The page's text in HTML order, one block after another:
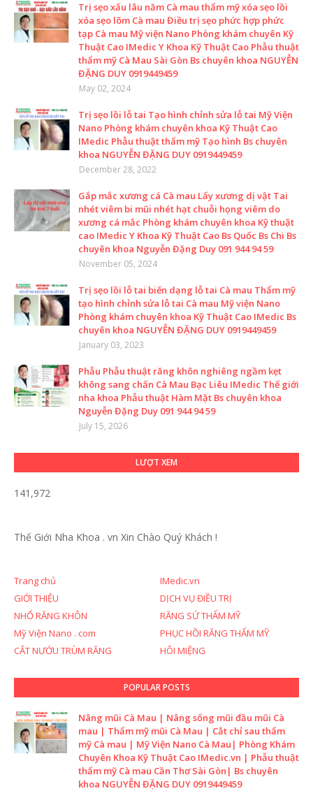
Trị sẹo xấu lâu năm Cà mau thẩm mỹ xóa sẹo lồi
xóa sẹo lõm Cà mau Điều trị sẹo phức hợp phức
tạp Cà mau Mỹ viện Nano Phòng khám chuyên Kỹ
Thuật Cao IMedic Y Khoa Kỹ Thuật Cao Phẫu thuật
thẩm mỹ Cà Mau Sài Gòn Bs chuyên khoa NGUYỄN
ĐẶNG DUY 0919449459
May 02, 2024
Trị sẹo lồi lỗ tai Tạo hình chỉnh sửa lỗ tai Mỹ Viện
Nano Phòng khám chuyên khoa Kỹ Thuật Cao
IMedic Phẫu thuật thẩm mỹ Tạo hình Bs chuyên
khoa NGUYỄN ĐẶNG DUY 0919449459
December 28, 2022
Gắp mắc xương cá Cà mau Lấy xương dị vật Tai
nhét viêm bi mũi nhét hạt chuỗi họng viêm do
xương cá mắc Phòng khám chuyên khoa Kỹ thuật
cao IMedic Y Khoa Kỹ Thuật Cao Bs Quốc Bs Chi Bs
chuyên khoa Nguyễn Đặng Duy 091 944 94 59
November 05, 2024
Trị sẹo lồi lỗ tai biến dạng lỗ tai Cà mau Thẩm mỹ
tạo hình chỉnh sửa lỗ tai Cà mau Mỹ viện Nano
Phòng khám chuyên khoa Kỹ Thuật Cao IMedic Bs
chuyên khoa NGUYỄN ĐẶNG DUY 0919449459
January 03, 2023
Phẫu Phẫu thuật răng khôn nghiêng ngầm kẹt
không sang chấn Cà Mau Bạc Liêu IMedic Thế giới
nha khoa Phẫu thuật Hàm Mặt Bs chuyên khoa
Nguyễn Đặng Duy 091 944 94 59
July 15, 2026
LƯỢT XEM
141,972
Thế Giới Nha Khoa . vn Xin Chào Quý Khách !
Trang chủ
IMedic.vn
GIỚI THIỆU
DỊCH VỤ ĐIỀU TRỊ
NHỔ RĂNG KHÔN
RĂNG SỨ THẨM MỸ
Mỹ Viện Nano . com
PHỤC HỒI RĂNG THẨM MỸ
CẮT NƯỚU TRÙM RĂNG
HÔI MIỆNG
POPULAR POSTS
Nâng mũi Cà Mau | Nâng sống mũi đầu mũi Cà
mau | Thẩm mỹ mũi Cà Mau | Cắt chỉ sau thẩm
mỹ Cà mau | Mỹ Viện Nano Cà Mau| Phòng Khám
Chuyên Khoa Kỹ Thuật Cao IMedic.vn | Phẫu thuật
thẩm mỹ Cà mau Cần Thơ Sài Gòn| Bs chuyên
khoa NGUYỄN ĐẶNG DUY 0919449459